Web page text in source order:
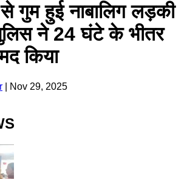
गुम हुई नाबालिग लड़की
ने 24 घंटे के भीतर
किया
Nov 29, 2025